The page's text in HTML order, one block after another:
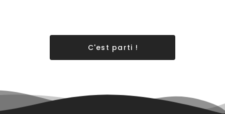
C'est parti !